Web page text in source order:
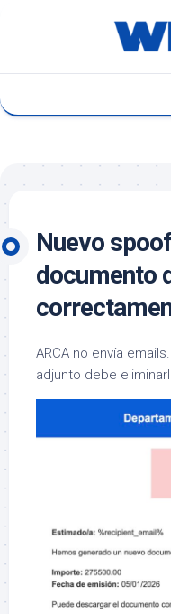
Nuevo
documento
ARCA no envía
adjunto debe